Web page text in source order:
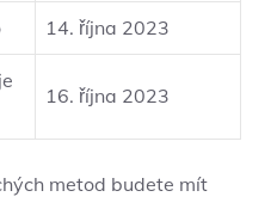
14. října 2023
16. října 2023
metod budete mít